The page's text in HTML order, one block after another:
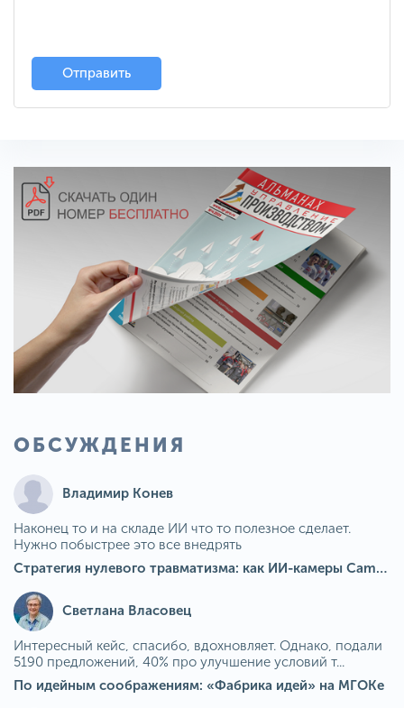
Отправить
ОБСУЖДЕНИЯ
Владимир Конев
Наконец то и на складе ИИ что то полезное сделает.
Нужно побыстрее это все внедрять
Стратегия нулевого травматизма: как ИИ-камеры Camkord снижают риск наезда на пешехода при работе на погрузчике
Светлана Власовец
Интересный кейс, спасибо, вдохновляет. Однако, подали
5190 предложений, 40% про улучшение условий т...
По идейным соображениям: «Фабрика идей» на МГОКе